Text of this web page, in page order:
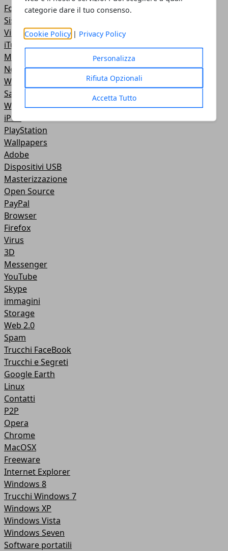
categorie dare il tuo consenso.
Cookie Policy | Privacy Policy
Personalizza
Rifiuta Opzionali
Accetta Tutto
Fotoritocco
Sistemi Operativi
Video Tutorial
iTunes
Motori di ricerca
NoteBook
Wireless
Samsung
Web Master
iPod
PlayStation
Wallpapers
Adobe
Dispositivi USB
Masterizzazione
Open Source
PayPal
Browser
Firefox
Virus
3D
Messenger
YouTube
Skype
immagini
Storage
Web 2.0
Spam
Trucchi FaceBook
Trucchi e Segreti
Google Earth
Linux
Contatti
P2P
Opera
Chrome
MacOSX
Freeware
Internet Explorer
Windows 8
Trucchi Windows 7
Windows XP
Windows Vista
Windows Seven
Software portatili